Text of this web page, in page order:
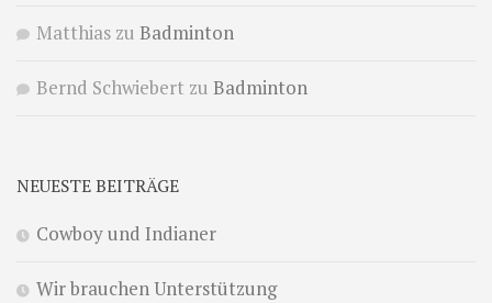
Matthias zu Badminton
Bernd Schwiebert zu Badminton
NEUESTE BEITRÄGE
Cowboy und Indianer
Wir brauchen Unterstützung